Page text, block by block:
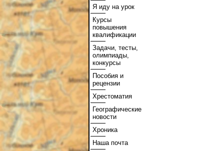
Я иду на урок
Курсы
повышения
квалификации
Задачи, тесты,
олимпиады,
конкурсы
Пособия и
рецензии
Хрестоматия
Географические
новости
Хроника
Наша почта